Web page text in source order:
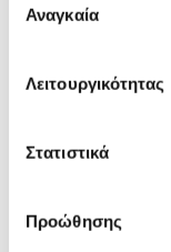
συγκατάθεσης
Αναγκαία
Λειτουργικότητας
Στατιστικά
Προώθησης
Δες τι